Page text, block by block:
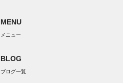
MENU
メニュー
BLOG
ブログ一覧